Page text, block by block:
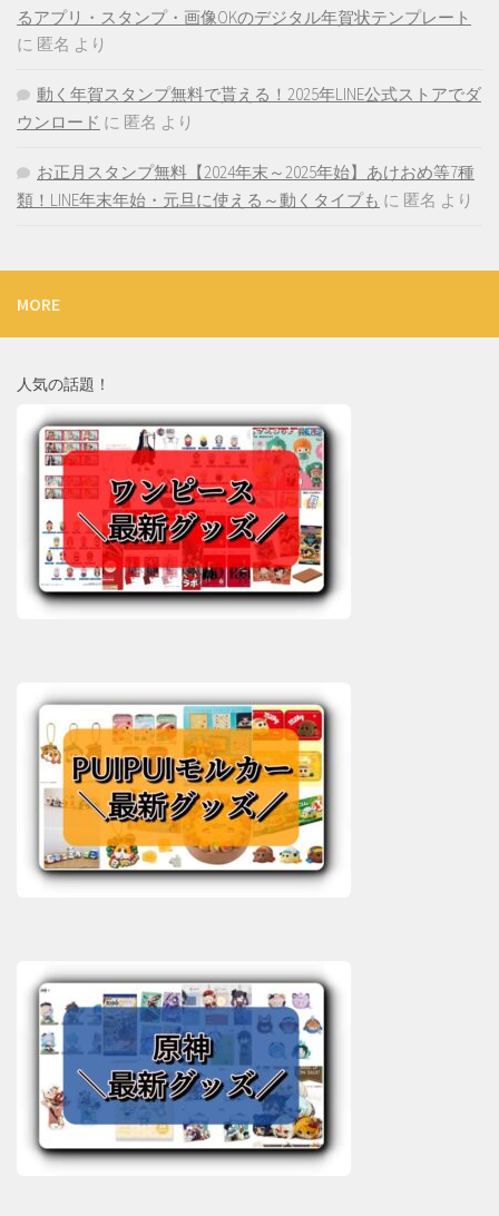
るアプリ・スタンプ・画像OKのデジタル年賀状テンプレート
に 匿名 より
動く年賀スタンプ無料で貰える！2025年LINE公式ストアでダ
ウンロード に 匿名 より
お正月スタンプ無料【2024年末～2025年始】あけおめ等7種
類！LINE年末年始・元旦に使える～動くタイプも に 匿名 より
MORE
人気の話題！